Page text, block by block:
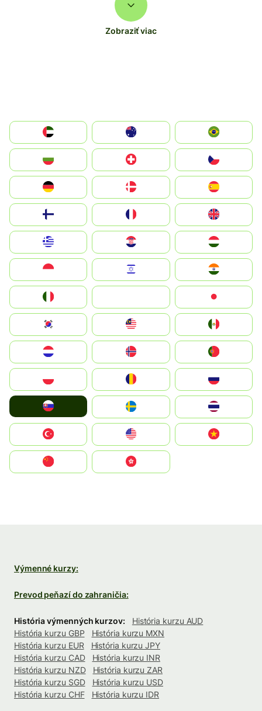
Zobraziť viac
الإمارات العربية المتحدة
Switzerland
Deutschland
United Kingdom
Magyarország
South Korea
United States
中國香港特別行政區
Výmenné kurzy:
Prevod peňazí do zahraničia:
História výmenných kurzov:
História kurzu AUD
História kurzu GBP
História kurzu MXN
História kurzu EUR
História kurzu JPY
História kurzu CAD
História kurzu INR
História kurzu NZD
História kurzu ZAR
História kurzu SGD
História kurzu USD
História kurzu CHF
História kurzu IDR